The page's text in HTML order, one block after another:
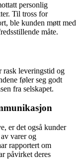
personlig
Til tross for
ble kunden møtt med
måte.
rask leveringstid og
føler seg godt
fra selskapet.
er det også kunder
varer og
rapportert om
påvirket deres